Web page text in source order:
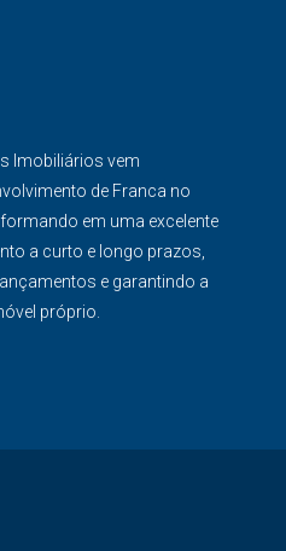
Imobiliários vem
de Franca no
em uma excelente
a curto e longo prazos,
e garantindo a
próprio.